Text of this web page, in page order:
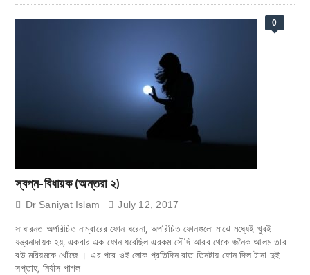
0
স্বপ্ন-বিধায়ক (অন্তরা ২)
Dr Saniyat Islam July 12, 2017
সাধারনত অপরিচিত নাম্বারের ফোন ধরেনা, অপরিচিত ফোনগুলো মাঝে মধ্যেই খুবই
যন্ত্রনাদায়ক হয়, একবার এক ফোন ধরেছিল এরকম সৌদি আরব থেকে জনৈক আলম তার
বউ মরিয়মকে খোঁজে । এর পরে ওই লোক প্রতিদিন রাত তিনটায় ফোন দিল টানা দুই
সপ্তাহ, নির্যাস পাগল